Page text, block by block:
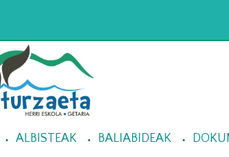
ALBISTEAK BALIABIDEAK